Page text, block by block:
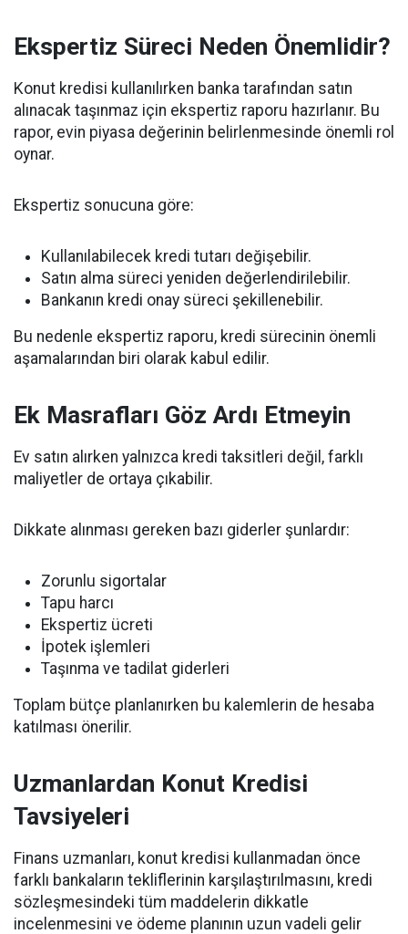
Ekspertiz Süreci Neden Önemlidir?
Konut kredisi kullanılırken banka tarafından satın
alınacak taşınmaz için ekspertiz raporu hazırlanır. Bu
rapor, evin piyasa değerinin belirlenmesinde önemli rol
oynar.
Ekspertiz sonucuna göre:
Kullanılabilecek kredi tutarı değişebilir.
Satın alma süreci yeniden değerlendirilebilir.
Bankanın kredi onay süreci şekillenebilir.
Bu nedenle ekspertiz raporu, kredi sürecinin önemli
aşamalarından biri olarak kabul edilir.
Ek Masrafları Göz Ardı Etmeyin
Ev satın alırken yalnızca kredi taksitleri değil, farklı
maliyetler de ortaya çıkabilir.
Dikkate alınması gereken bazı giderler şunlardır:
Zorunlu sigortalar
Tapu harcı
Ekspertiz ücreti
İpotek işlemleri
Taşınma ve tadilat giderleri
Toplam bütçe planlanırken bu kalemlerin de hesaba
katılması önerilir.
Uzmanlardan Konut Kredisi
Tavsiyeleri
Finans uzmanları, konut kredisi kullanmadan önce
farklı bankaların tekliflerinin karşılaştırılmasını, kredi
sözleşmesindeki tüm maddelerin dikkatle
incelenmesini ve ödeme planının uzun vadeli gelir